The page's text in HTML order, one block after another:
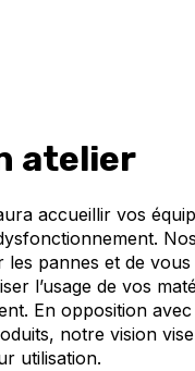
atelier
accueillir vos
les pannes et de
l’usage de vos
En opposition
notre vision
utilisation.